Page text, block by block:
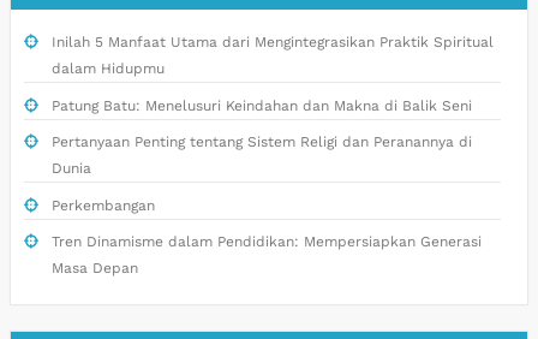
Inilah 5 Manfaat Utama dari Mengintegrasikan Praktik Spiritual
dalam Hidupmu
Patung Batu: Menelusuri Keindahan dan Makna di Balik Seni
Pertanyaan Penting tentang Sistem Religi dan Peranannya di
Dunia
Perkembangan
Tren Dinamisme dalam Pendidikan: Mempersiapkan Generasi
Masa Depan